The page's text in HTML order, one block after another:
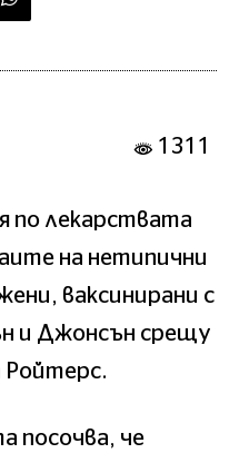
1311
по лекарствата
на нетипични
ваксинирани с
и Джонсън срещу
Ройтерс.
посочва, че